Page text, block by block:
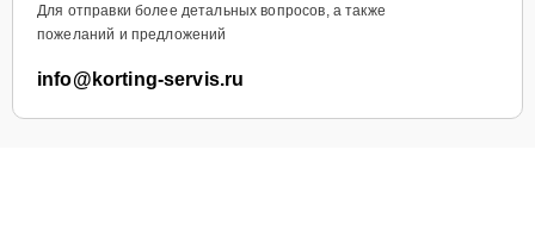
Для отправки более детальных вопросов, а также
пожеланий и предложений
info@korting-servis.ru